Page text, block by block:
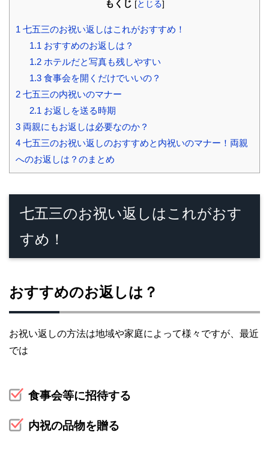
もくじ [とじる]
1 七五三のお祝い返しはこれがおすすめ！
1.1 おすすめのお返しは？
1.2ホテルだと写真も残しやすい
1.3食事会を開くだけでいいの？
2 七五三の内祝いのマナー
2.1 お返しを送る時期
3 両親にもお返しは必要なのか？
4 七五三のお祝い返しのおすすめと内祝いのマナー！両親
へのお返しは？のまとめ
七五三のお祝い返しはこれがおす
すめ！
おすすめのお返しは？
お祝い返しの方法は地域や家庭によって様々ですが、最近
では
食事会等に招待する
内祝の品物を贈る